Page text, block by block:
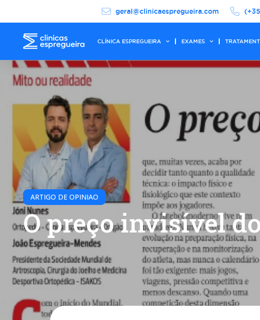
geral@clinicaespregueira.com
CLÍNICA ESPREGUEIRA EXAMES
ARTIGO DE OPINIAO
O preço invisível